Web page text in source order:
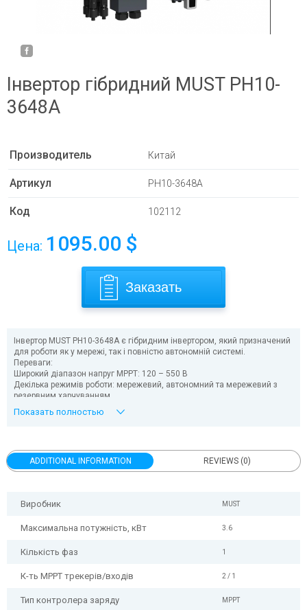
Інвертор гібридний MUST PH10-
3648A
Производитель Китай
Артикул PH10-3648A
Код 102112
Цена: 1095.00 $
Заказать
Інвертор MUST PH10-3648A є гібридним інвертором, який призначений
для роботи як у мережі, так і повністю автономній системі.
Переваги:
Широкий діапазон напруг MPPT: 120 – 550 В
Декілька режимів роботи: мережевий, автономний та мережевий з
резервним харчуванням
Підтримка різних типів акумуляторів, у тому числі літієвих
Можливість продавати надлишки електроенергії за “Зеленим
Наявність широкого вибору комунікацій: WiFi, USB, RS485, GPRS
Наявність моніторингу роботи інвертора за допомогою комп’ютера чи
смартфона
Інтелектуальна система керування роботою акумуляторних батарей
Захист IP65
Показать полностью
ADDITIONAL INFORMATION REVIEWS (0)
Виробник MUST
Максимальна потужність, кВт 3.6
Кількість фаз 1
К-ть MPPT трекерів/входів 2 / 1
Тип контролера заряду MPPT